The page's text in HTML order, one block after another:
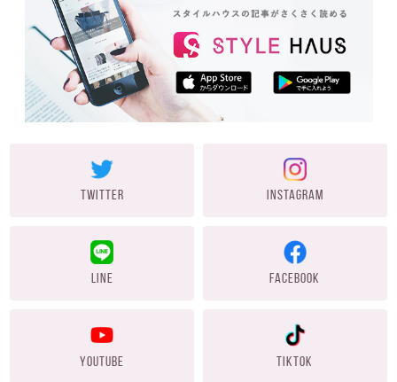
TWITTER INSTAGRAM
LINE FACEBOOK
YOUTUBE TIKTOK